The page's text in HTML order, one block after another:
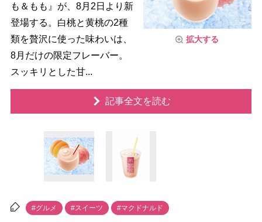
拡大する
も＆もも』が、8月2日より新
登場する。白桃と黄桃の2種
類を贅沢に使った味わいは、
8月だけの限定フレーバー。
スッキリとした甘...
記事全文を読む
#グルメ #スイーツ #マクドナルド